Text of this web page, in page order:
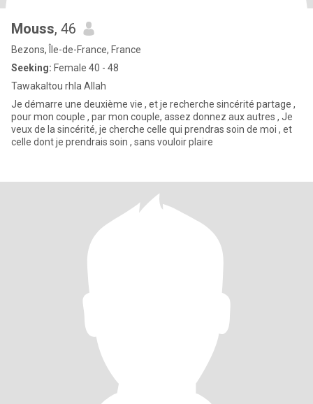
Mouss, 46
Bezons, Île-de-France, France
Seeking: Female 40 - 48
Tawakaltou rhla Allah
Je démarre une deuxième vie , et je recherche sincérité partage ,
pour mon couple , par mon couple, assez donnez aux autres , Je
veux de la sincérité, je cherche celle qui prendras soin de moi , et
celle dont je prendrais soin , sans vouloir plaire